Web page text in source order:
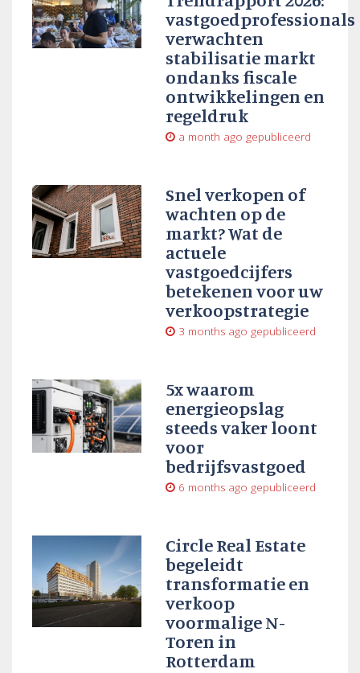
vastgoedprofessionals
verwachten
stabilisatie markt
ondanks fiscale
ontwikkelingen en
regeldruk
a month ago gepubliceerd
Snel verkopen of
wachten op de
markt? Wat de
actuele
vastgoedcijfers
betekenen voor uw
verkoopstrategie
3 months ago gepubliceerd
5x waarom
energieopslag
steeds vaker loont
voor
bedrijfsvastgoed
6 months ago gepubliceerd
Circle Real Estate
begeleidt
transformatie en
verkoop
voormalige N-
Toren in
Rotterdam